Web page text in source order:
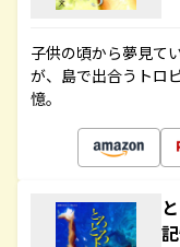
子供の頃から夢見て
が、島で出合うトロ
憶。